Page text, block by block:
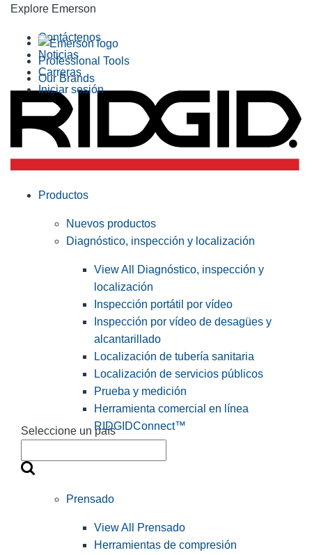
Explore Emerson
Professional Tools
Our Brands
Contáctenos
Noticias
Carreras
Iniciar sesión
Seleccione un país
Productos
Nuevos productos
Diagnóstico, inspección y localización
View All Diagnóstico, inspección y
localización
Inspección portátil por vídeo
Inspección por vídeo de desagües y
alcantarillado
Localización de tubería sanitaria
Localización de servicios públicos
Prueba y medición
Herramienta comercial en línea
RIDGIDConnect™
Prensado
View All Prensado
Herramientas de compresión